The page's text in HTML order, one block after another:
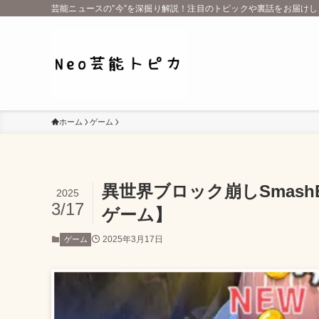
芸能ニュースの”今”を深掘り解説！注目のトピックや裏話をお届
ホーム ゲーム
異世界ブロック崩し
ゲーム】
2025
3/17
ゲーム 2025年3月17日